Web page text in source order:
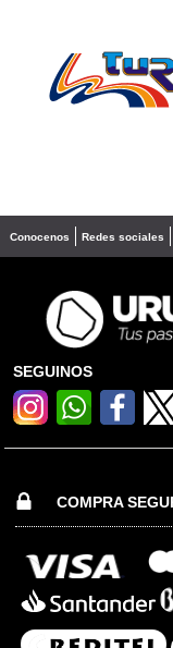
❮
Conocenos Redes sociales
SEGUINOS
COMPRA